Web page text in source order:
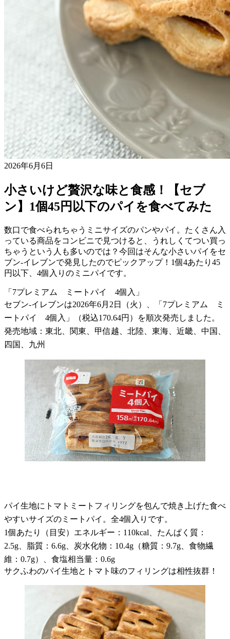
2026年6月6日
小さいけど贅沢な味と食感！【セブ
ン】1個45円以下のパイを食べてみた
数口で食べられちゃうミニサイズのパンやパイ。たくさん入
っている商品をコンビニで見つけると、うれしくてつい買っ
ちゃうという人も多いのでは？今回はそんな小さいパイをセ
ブン-イレブンで発見したのでピックアップ！1個4あたり45
円以下、4個入りのミニパイです。
「7プレミアム ミートパイ 4個入」
セブン-イレブンは2026年6月2日（火）、「7プレミアム ミ
ートパイ 4個入」（税込170.64円）を順次発売しました。
発売地域：東北、関東、甲信越、北陸、東海、近畿、中国、
四国、九州
パイ生地にトマトミートフィリングを包んで焼き上げた食べ
やすいサイズのミートパイ。全4個入りです。
1個あたり（目安）エネルギー：110kcal、たんぱく質：
2.5g、脂質：6.6g、炭水化物：10.4g（糖質：9.7g、食物繊
維：0.7g）、食塩相当量：0.6g
サクふわのパイ生地とトマト味のフィリングは相性抜群！